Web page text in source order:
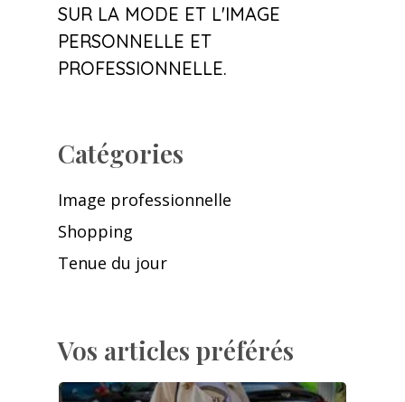
SUR LA MODE ET L'IMAGE
PERSONNELLE ET
PROFESSIONNELLE.
Catégories
Image professionnelle
Shopping
Tenue du jour
Vos articles préférés